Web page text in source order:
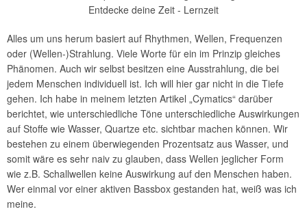
Alles um uns herum basiert auf Rhythmen, Wellen, Frequenzen
oder (Wellen-)Strahlung. Viele Worte für ein im Prinzip gleiches
Phänomen. Auch wir selbst besitzen eine Ausstrahlung, die bei
jedem Menschen individuell ist. Ich will hier gar nicht in die Tiefe
gehen. Ich habe in meinem letzten Artikel „Cymatics“ darüber
berichtet, wie unterschiedliche Töne unterschiedliche Auswirkungen
auf Stoffe wie Wasser, Quartze etc. sichtbar machen können. Wir
bestehen zu einem überwiegenden Prozentsatz aus Wasser, und
somit wäre es sehr naiv zu glauben, dass Wellen jeglicher Form
wie z.B. Schallwellen keine Auswirkung auf den Menschen haben.
Wer einmal vor einer aktiven Bassbox gestanden hat, weiß was ich
meine.